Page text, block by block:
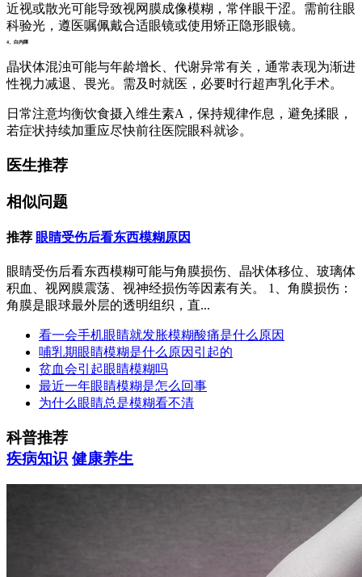
近视或散光可能导致视网膜成像模糊，常伴眼干涩。需前往眼
科验光，遵医嘱佩戴合适眼镜或使用矫正隐形眼镜。
4、白内障
晶状体混浊可能与年龄增长、代谢异常有关，通常表现为渐进
性视力减退、畏光。需及时就医，必要时行超声乳化手术。
日常注意均衡饮食摄入维生素A，保持规律作息，避免揉眼，
若症状持续加重应尽快前往医院眼科就诊。
医生推荐
相似问题
推荐 眼睛受伤后看东西模糊原因
眼睛受伤后看东西模糊可能与角膜损伤、晶状体移位、玻璃体
积血、视网膜震荡、视神经损伤等因素有关。 1、角膜损伤：
角膜是眼球最外层的透明组织，直...
看一会手机眼睛就发胀模糊酸痛是什么原因
哺乳期眼睛模糊是什么原因引起的
贫血会引起眼睛模糊吗
最近一年眼睛模糊是怎么回事
为什么眼睛总是模糊看不清
科普推荐
疾病知识 健康养生